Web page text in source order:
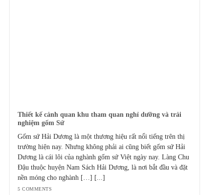
Thiết kế cảnh quan khu tham quan nghỉ dưỡng và trải
nghiệm gốm Sứ
Gốm sứ Hải Dương là một thương hiệu rất nổi tiếng trên thị
trường hiện nay. Nhưng không phải ai cũng biết gốm sứ Hải
Dương là cái lôi của nghành gốm sứ Việt ngày nay. Làng Chu
Đậu thuộc huyện Nam Sách Hải Dương, là nơi bắt đầu và đặt
nền móng cho nghành […] [...]
5 COMMENTS